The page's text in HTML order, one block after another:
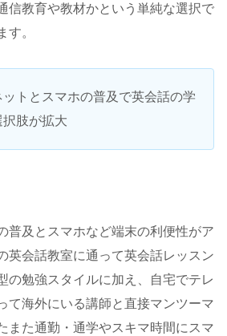
信教育や教材かという単純な選択で
す。
ットとスマホの普及で英会話の学
肢が拡大
普及とスマホなど端末の利便性がア
英会話教室に通って英会話レッスン
の勉強スタイルに加え、自宅でテレ
て海外にいる講師と直接マンツーマ
また通勤・通学やスキマ時間にスマ